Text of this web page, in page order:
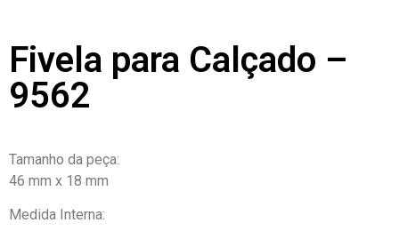
Fivela para Calçado –
9562
Tamanho da peça:
46 mm x 18 mm
Medida Interna: